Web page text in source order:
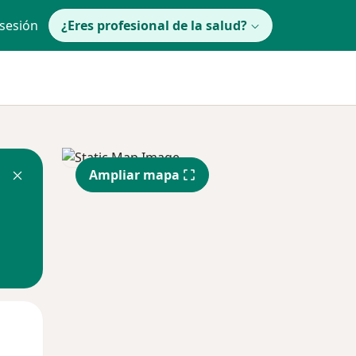
¿Eres profesional de la salud?
Ampliar mapa